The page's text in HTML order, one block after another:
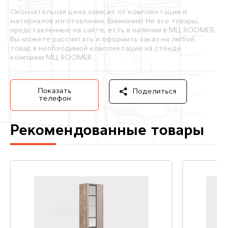
Окончательная цена зависит от комплектации и
материалов изготовления. Внимание! Не все товары,
представленные на сайте, есть в наличии в МЦ ROOMER.
Вы можете рассчитать и оформить заказ на любой
товар в необходимой комплектации на стенде
компании МЦ ROOMER.
Показать
телефон
Поделиться
Рекомендованные товары